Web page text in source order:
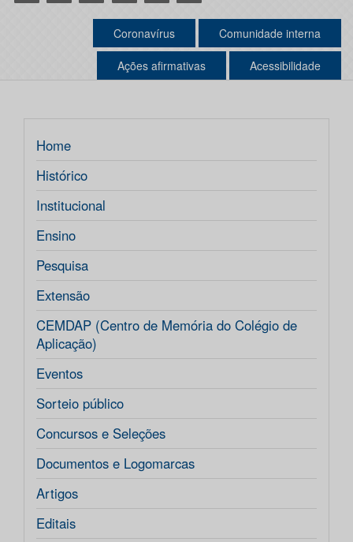
Coronavírus Comunidade interna
Ações afirmativas Acessibilidade
Home
Histórico
Institucional
Ensino
Pesquisa
Extensão
CEMDAP (Centro de Memória do Colégio de
Aplicação)
Eventos
Sorteio público
Concursos e Seleções
Documentos e Logomarcas
Artigos
Editais